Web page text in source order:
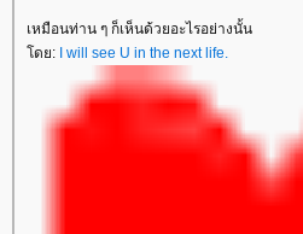
เหมือนท่าน ๆ ก็เห็นด้วยอะไรอย่างนั้น
ดย:
I will see U in the next life.